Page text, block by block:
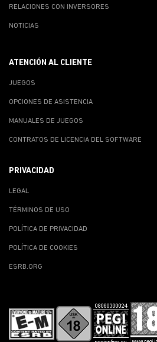
RELACIONES CON INVERSORES
NOTICIAS
ATENCIÓN AL CLIENTE
JUEGOS
OPCIONES DE ASISTENCIA
MANUALES DE JUEGOS
CONTRATOS DE LICENCIA DEL SOFTWARE
PRIVACIDAD
LEGAL
TÉRMINOS DE USO
POLÍTICA DE PRIVACIDAD
POLÍTICA DE COOKIES
ESRB.ORG